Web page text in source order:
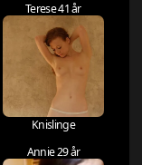
Terese 41 år
Knislinge
Annie 29 år